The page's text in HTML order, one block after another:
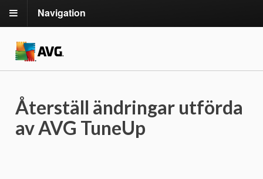
Navigation
Återställ ändringar utförda
av AVG TuneUp